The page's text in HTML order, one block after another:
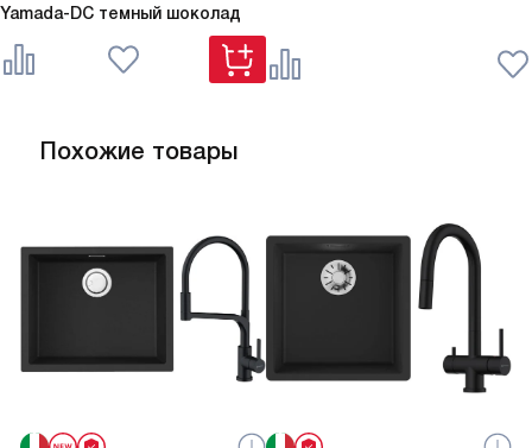
Yamada-DC темный шоколад
Похожие товары